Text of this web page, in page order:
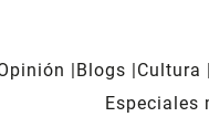
Blogs Cultura
Especiales